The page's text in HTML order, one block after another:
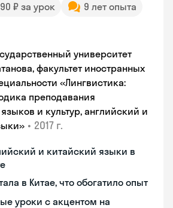
₽ за урок
9 лет опыта
университет
факультет иностранных
«Лингвистика:
преподавания
и культур, английский и
• 2017 г.
и китайский языки в
в Китае, что обогатило опыт
уроки с акцентом на